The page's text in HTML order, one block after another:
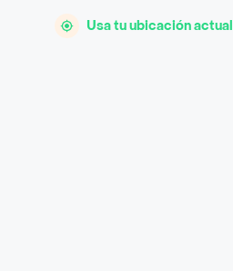
Usa tu ubicación actual